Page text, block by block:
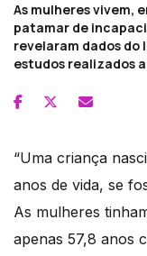
As mulheres vivem,
patamar de
revelaram dados do
estudos realizados
“Uma criança
anos de vida, se
As mulheres
apenas 57,8 anos